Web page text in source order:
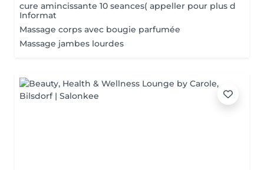
cure amincissante 10 seances( appeller pour plus d
Informat
Massage corps avec bougie parfumée
Massage jambes lourdes